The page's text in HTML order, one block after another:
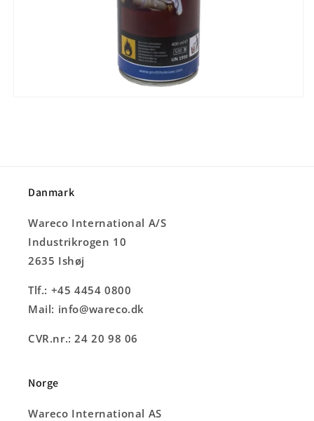
Danmark
Wareco International A/S
Industrikrogen 10
2635 Ishøj
Tlf.: +45 4454 0800
Mail: info@wareco.dk
CVR.nr.: 24 20 98 06
Norge
Wareco International AS